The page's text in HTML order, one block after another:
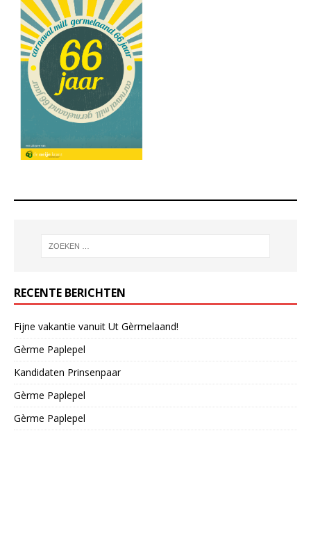
RECENTE BERICHTEN
Fijne vakantie vanuit Ut Gèrmelaand!
Gèrme Paplepel
Kandidaten Prinsenpaar
Gèrme Paplepel
Gèrme Paplepel